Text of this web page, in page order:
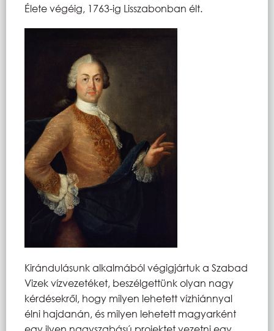
Élete végéig, 1763-ig Lisszabonban élt.
Kirándulásunk alkalmából végigjártuk a Szabad
Vizek vízvezetéket, beszélgettünk olyan nagy
kérdésekről, hogy milyen lehetett vízhiánnyal
élni hajdanán, és milyen lehetett magyarként